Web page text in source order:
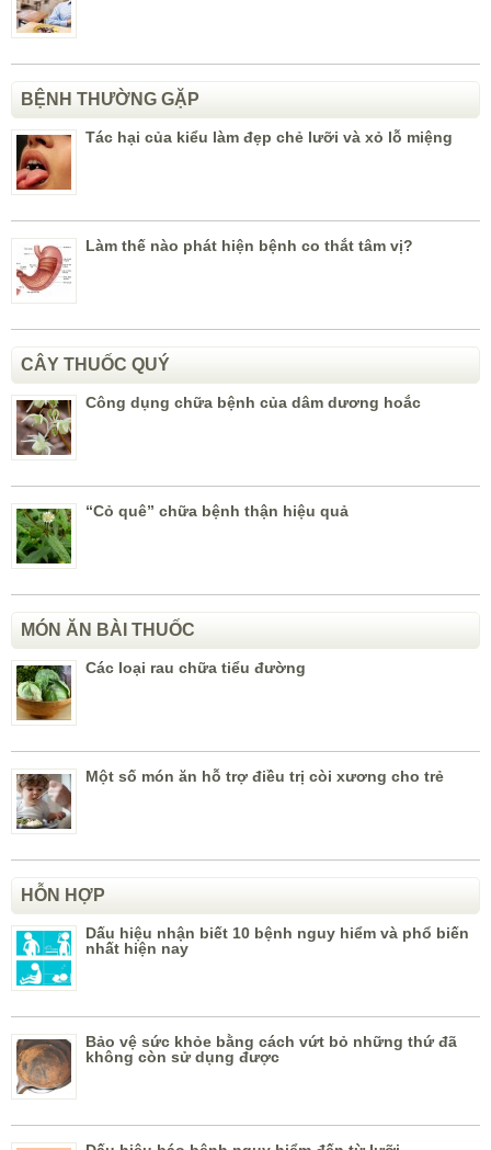
BỆNH THƯỜNG GẶP
Tác hại của kiểu làm đẹp chẻ lưỡi và xỏ lỗ miệng
Làm thế nào phát hiện bệnh co thắt tâm vị?
CÂY THUỐC QUÝ
Công dụng chữa bệnh của dâm dương hoắc
“Cỏ quê” chữa bệnh thận hiệu quả
MÓN ĂN BÀI THUỐC
Các loại rau chữa tiểu đường
Một số món ăn hỗ trợ điều trị còi xương cho trẻ
HỖN HỢP
Dấu hiệu nhận biết 10 bệnh nguy hiểm và phổ biến
nhất hiện nay
Bảo vệ sức khỏe bằng cách vứt bỏ những thứ đã
không còn sử dụng được